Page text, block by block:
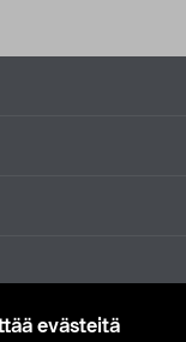
evästeitä